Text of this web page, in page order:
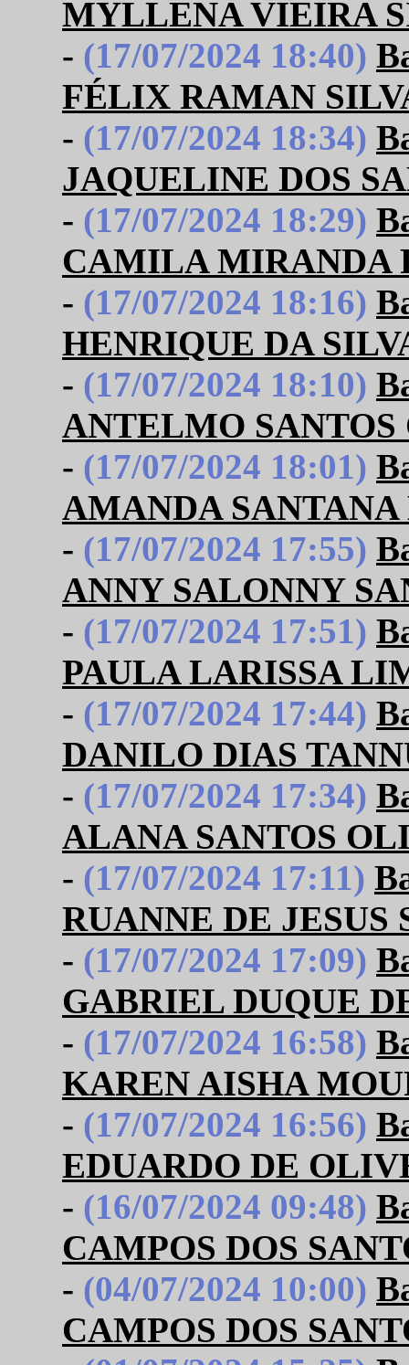
MYLLENA VIEIRA
- (17/07/2024 18:40)
FÉLIX RAMAN
- (17/07/2024 18:34)
JAQUELINE DOS
- (17/07/2024 18:29)
CAMILA MIRANDA
- (17/07/2024 18:16)
HENRIQUE DA
- (17/07/2024 18:10)
ANTELMO SANTOS
- (17/07/2024 18:01)
AMANDA
- (17/07/2024 17:55)
ANNY SALONNY
- (17/07/2024 17:51)
PAULA LARISSA
- (17/07/2024 17:44)
DANILO DIAS
- (17/07/2024 17:34)
ALANA SANTOS
- (17/07/2024 17:11)
RUANNE DE JESUS
- (17/07/2024 17:09)
GABRIEL DUQUE
- (17/07/2024 16:58)
KAREN AISHA
- (17/07/2024 16:56)
EDUARDO DE
- (16/07/2024 09:48)
CAMPOS DOS
- (04/07/2024 10:00)
CAMPOS DOS